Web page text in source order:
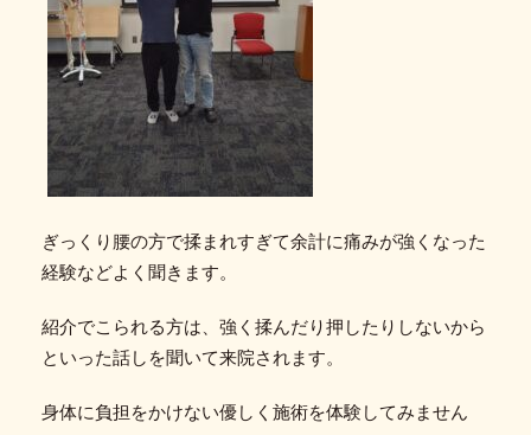
ぎっくり腰の方で揉まれすぎて余計に痛みが強くなった
経験などよく聞きます。
紹介でこられる方は、強く揉んだり押したりしないから
といった話しを聞いて来院されます。
身体に負担をかけない優しく施術を体験してみません